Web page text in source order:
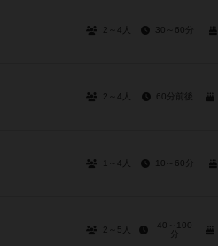
2～4人 30～60分
2～4人 60分前後
1～4人 10～60分
2～5人
40～100
分